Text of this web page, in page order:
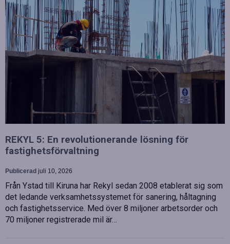
REKYL 5: En revolutionerande lösning för
fastighetsförvaltning
Publicerad juli 10, 2026
Från Ystad till Kiruna har Rekyl sedan 2008 etablerat sig som
det ledande verksamhetssystemet för sanering, håltagning
och fastighetsservice. Med över 8 miljoner arbetsorder och
70 miljoner registrerade mil är…